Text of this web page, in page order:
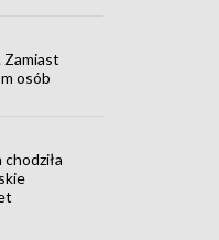
Zamiast
osób